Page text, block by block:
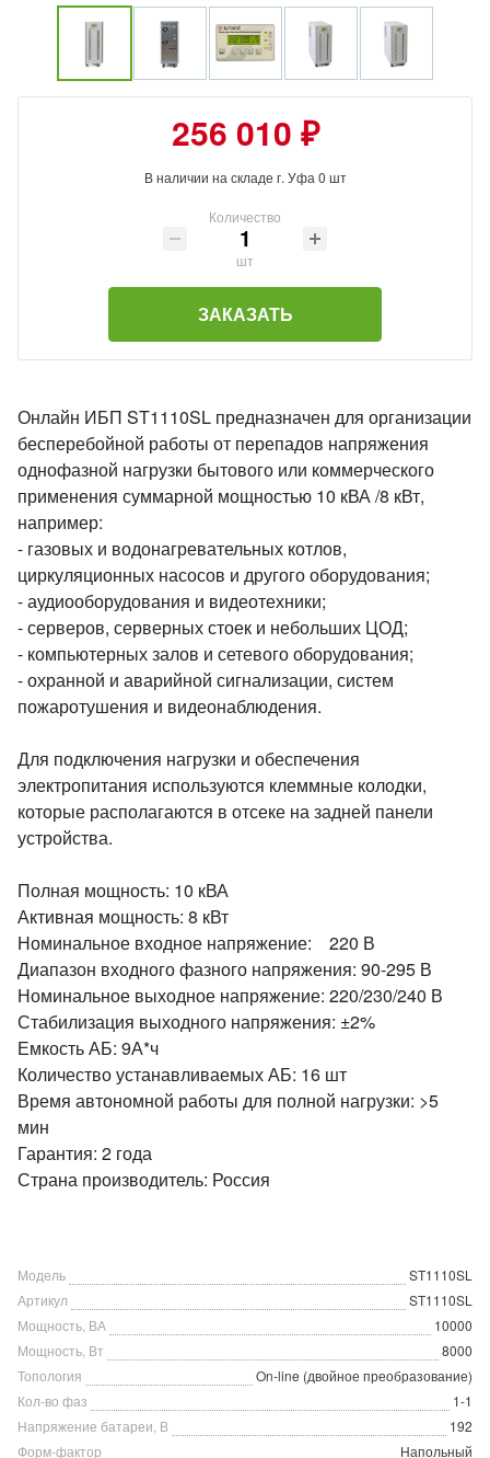
256 010 ₽
В наличии на складе г. Уфа 0 шт
Количество
шт
ЗАКАЗАТЬ
Онлайн ИБП ST1110SL предназначен для организации
бесперебойной работы от перепадов напряжения
однофазной нагрузки бытового или коммерческого
применения суммарной мощностью 10 кВА /8 кВт,
например:
- газовых и водонагревательных котлов,
циркуляционных насосов и другого оборудования;
- аудиооборудования и видеотехники;
- серверов, серверных стоек и небольших ЦОД;
- компьютерных залов и сетевого оборудования;
- охранной и аварийной сигнализации, систем
пожаротушения и видеонаблюдения.
Для подключения нагрузки и обеспечения
электропитания используются клеммные колодки,
которые располагаются в отсеке на задней панели
устройства.
Полная мощность: 10 кВА
Активная мощность: 8 кВт
Номинальное входное напряжение: 220 В
Диапазон входного фазного напряжения: 90-295 В
Номинальное выходное напряжение: 220/230/240 В
Стабилизация выходного напряжения: ±2%
Емкость АБ: 9А*ч
Количество устанавливаемых АБ: 16 шт
Время автономной работы для полной нагрузки: >5
мин
Гарантия: 2 года
Страна производитель: Россия
Модель
ST1110SL
Артикул
ST1110SL
Мощность, ВА
10000
Мощность, Вт
8000
Топология
On-line (двойное преобразование)
Кол-во фаз
1-1
Напряжение батареи, В
192
Форм-фактор
Напольный